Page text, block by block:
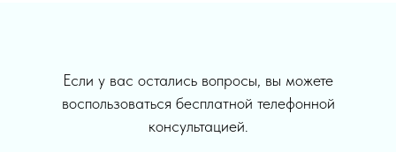
Если у вас остались вопросы, вы можете
воспользоваться бесплатной телефонной
консультацией.